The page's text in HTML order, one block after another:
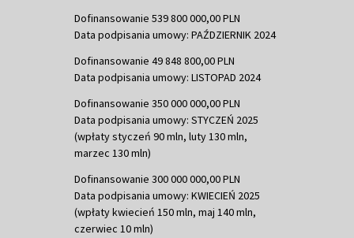
Dofinansowanie 539 800 000,00 PLN
Data podpisania umowy: PAŹDZIERNIK 2024
Dofinansowanie 49 848 800,00 PLN
Data podpisania umowy: LISTOPAD 2024
Dofinansowanie 350 000 000,00 PLN
Data podpisania umowy: STYCZEŃ 2025
(wpłaty styczeń 90 mln, luty 130 mln,
marzec 130 mln)
Dofinansowanie 300 000 000,00 PLN
Data podpisania umowy: KWIECIEŃ 2025
(wpłaty kwiecień 150 mln, maj 140 mln,
czerwiec 10 mln)